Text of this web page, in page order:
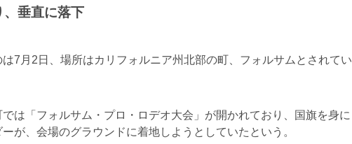
、垂直に落下
7月2日、場所はカリフォルニア州北部の町、フォルサムとされてい
は「フォルサム・プロ・ロデオ大会」が開かれており、国旗を身に
が、会場のグラウンドに着地しようとしていたという。